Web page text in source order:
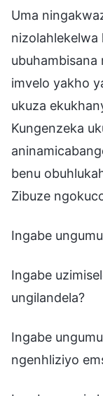
Uma
nizolahlekelwa
imvelo yakho
ukuza
Kungenzeka
benu
Zibuze
Ingabe
Ingabe
ungilandela?
Ingabe
ngenhliziyo